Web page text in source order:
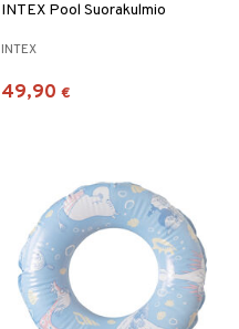
INTEX Pool Suorakulmio
INTEX
49,90 €